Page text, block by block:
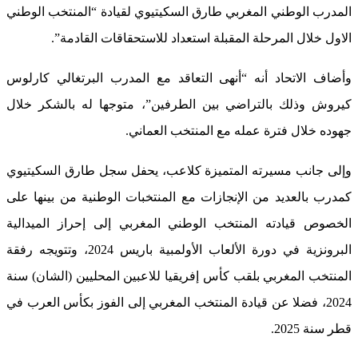
المدرب الوطني المغربي طارق السكيتيوي لقيادة “المنتخب الوطني
الاول خلال المرحلة المقبلة استعداد للاستحقاقات القادمة”.
وأضاف الاتحاد أنه “أنهى التعاقد مع المدرب البرتغالي كارلوس
كيروش وذلك بالتراضي بين الطرفين”، متوجها له بالشكر خلال
جهوده خلال فترة عمله مع المنتخب العماني.
وإلى جانب مسيرته المتميزة كلاعب، يحفل سجل طارق السكيتيوي
كمدرب بالعديد من الإنجازات مع المنتخبات الوطنية من بينها على
الخصوص قيادته المنتخب الوطني المغربي إلى إحراز الميدالية
البرونزية في دورة الألعاب الأولمبية باريس 2024، وتتويجه رفقة
المنتخب المغربي بلقب كأس إفريقيا للاعبين المحليين (الشان) سنة
2024، فضلا عن قيادة المنتخب المغربي إلى الفوز بكأس العرب في
قطر سنة 2025.